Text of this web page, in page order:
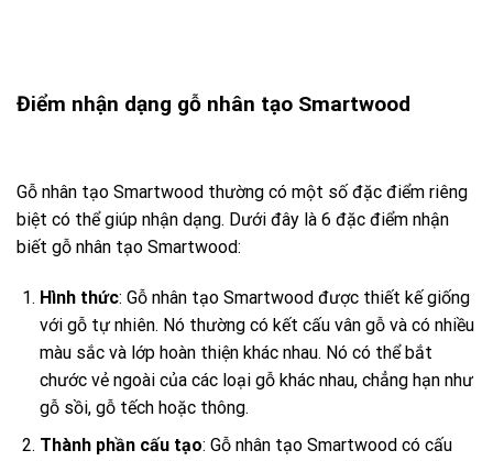
Điểm nhận dạng gỗ nhân tạo Smartwood
Gỗ nhân tạo Smartwood thường có một số đặc điểm riêng
biệt có thể giúp nhận dạng. Dưới đây là 6 đặc điểm nhận
biết gỗ nhân tạo Smartwood:
Hình thức: Gỗ nhân tạo Smartwood được thiết kế giống
với gỗ tự nhiên. Nó thường có kết cấu vân gỗ và có nhiều
màu sắc và lớp hoàn thiện khác nhau. Nó có thể bắt
chước vẻ ngoài của các loại gỗ khác nhau, chẳng hạn như
gỗ sồi, gỗ tếch hoặc thông.
Thành phần cấu tạo: Gỗ nhân tạo Smartwood có cấu